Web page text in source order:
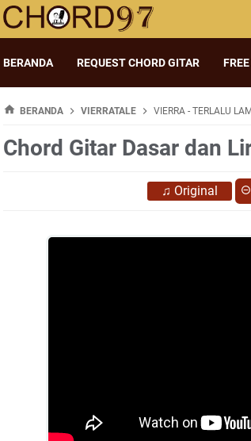
BERANDA REQUEST CHORD GITAR
BERANDA VIERRATALE VIERRA - TERLALU
Chord Gitar Dasar dan
♫ Original